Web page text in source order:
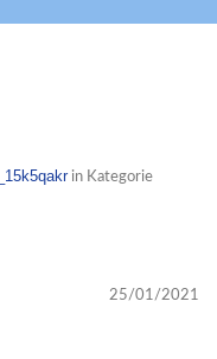
in Kategorie
25/01/2021